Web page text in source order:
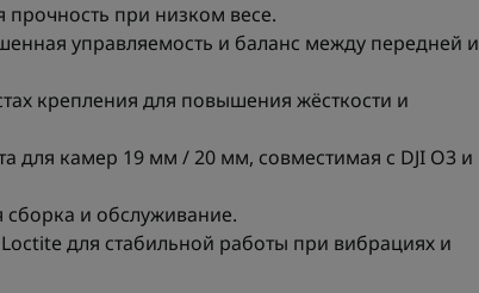
при низком весе.
управляемость и баланс между передней и
крепления для повышения жёсткости и
для камер 19 мм / 20 мм, совместимая с DJI O3 и
сборка и обслуживание.
для стабильной работы при вибрациях и